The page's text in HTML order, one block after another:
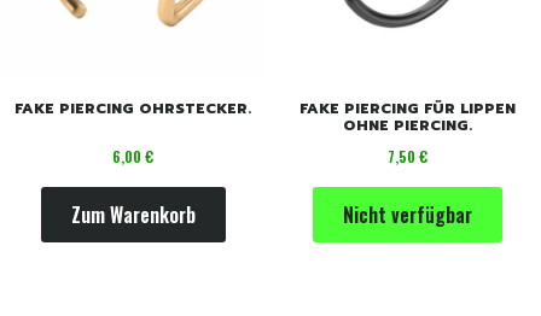
FAKE PIERCING OHRSTECKER.
Preis
6,00 €
Zum Warenkorb
FAKE PIERCING FÜR LIPPEN
OHNE PIERCING.
Preis
7,50 €
Nicht verfügbar